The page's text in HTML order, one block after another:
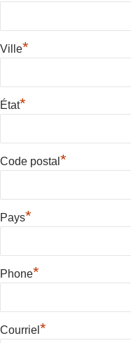
Ville*
État*
Code postal *
Pays*
Phone*
Courriel *